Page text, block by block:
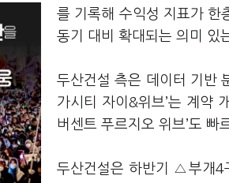
를 기록해 수익성 지표가 한
동기 대비 확대되는 의미 있
두산건설 측은 데이터 기반
가시티 자이&위브’는 계약
버센트 푸르지오 위브’도 빠
두산건설은 하반기 △부개4